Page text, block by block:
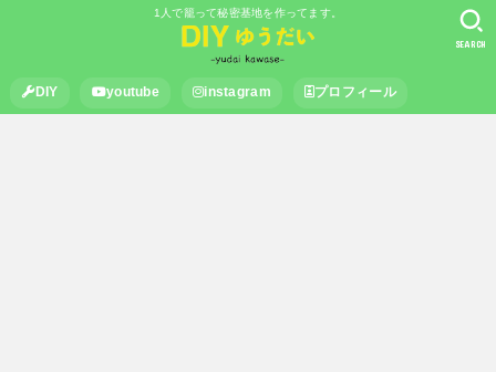
1人で籠って秘密基地を作ってます。
DIY youtube instagram プロフィール
SEARCH